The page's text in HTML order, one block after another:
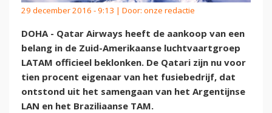
29 december 2016 - 9:13 | Door: onze redactie
DOHA - Qatar Airways heeft de aankoop van een
belang in de Zuid-Amerikaanse luchtvaartgroep
LATAM officieel beklonken. De Qatari zijn nu voor
tien procent eigenaar van het fusiebedrijf, dat
ontstond uit het samengaan van het Argentijnse
LAN en het Braziliaanse TAM.